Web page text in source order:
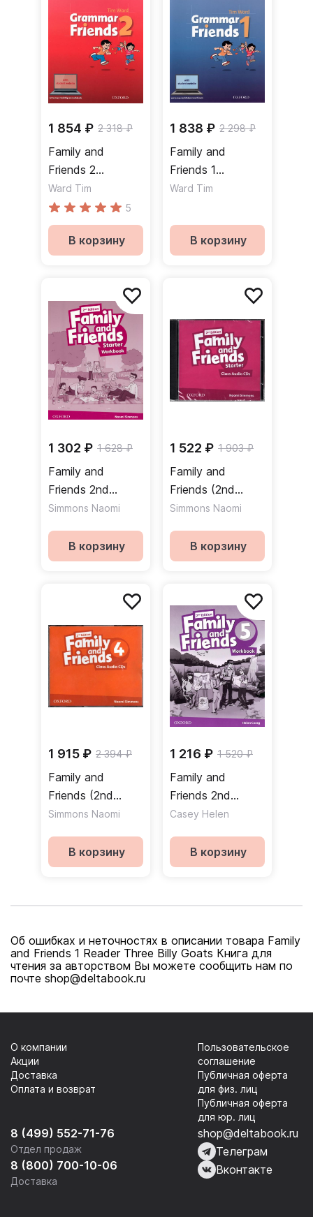
1 854 ₽ 2 318 ₽
Family and
Friends 2
Grammar Friends
Student Website
Грамматика
Ward Tim
5
В корзину
1 838 ₽ 2 298 ₽
Family and
Friends 1
Grammar Friends
Грамматика
Ward Tim
В корзину
1 302 ₽ 1 628 ₽
Family and
Friends 2nd
Edition Starter
Рабочая тетрадь
Simmons Naomi
В корзину
1 522 ₽ 1 903 ₽
Family and
Friends (2nd
Edition) Starter
Аудиодиски
Simmons Naomi
В корзину
1 915 ₽ 2 394 ₽
Family and
Friends (2nd
Edition) 4 Class
Аудиодиски
Simmons Naomi
В корзину
1 216 ₽ 1 520 ₽
Family and
Friends 2nd
Edition 5
Practice Рабочая
тетрадь
Casey Helen
В корзину
Об ошибках и неточностях в описании товара Family
and Friends 1 Reader Three Billy Goats Книга для
чтения за авторством Вы можете сообщить нам по
почте shop@deltabook.ru
8 (499) 552-71-76
Отдел продаж
8 (800) 700-10-06
Доставка
О компании
Акции
Доставка
Оплата и возврат
Пользовательское
соглашение
Публичная оферта
для физ. лиц
Публичная оферта
для юр. лиц
shop@deltabook.ru
Телеграм
Вконтакте